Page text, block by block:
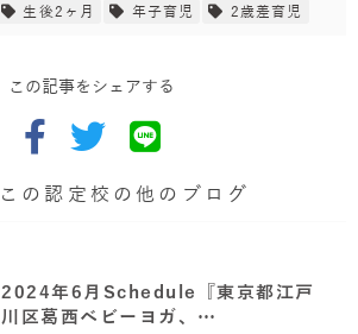
生後2ヶ月 年子育児 2歳差育児
この記事をシェアする
この認定校の他のブログ
2024年6月Schedule『東京都江戸
川区葛西ベビーヨガ、…